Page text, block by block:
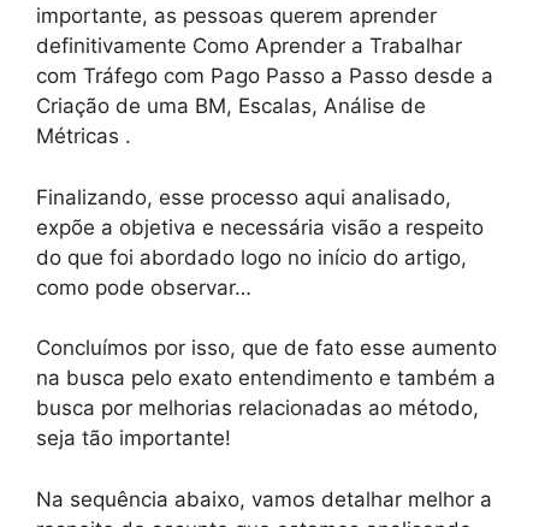
importante, as pessoas querem aprender
definitivamente Como Aprender a Trabalhar
com Tráfego com Pago Passo a Passo desde a
Criação de uma BM, Escalas, Análise de
Métricas .
Finalizando, esse processo aqui analisado,
expõe a objetiva e necessária visão a respeito
do que foi abordado logo no início do artigo,
como pode observar…
Concluímos por isso, que de fato esse aumento
na busca pelo exato entendimento e também a
busca por melhorias relacionadas ao método,
seja tão importante!
Na sequência abaixo, vamos detalhar melhor a